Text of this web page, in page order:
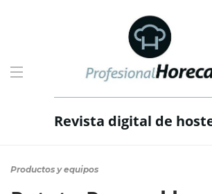
Revista digital de
Productos y equipos